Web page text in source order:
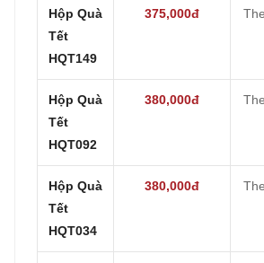
Hộp Quà
Tết
HQT149
375,000đ
Hộp Quà
Tết
HQT092
380,000đ
Hộp Quà
Tết
HQT034
380,000đ